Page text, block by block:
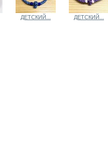
ДЕТСКИЙ... ДЕТСКИЙ...